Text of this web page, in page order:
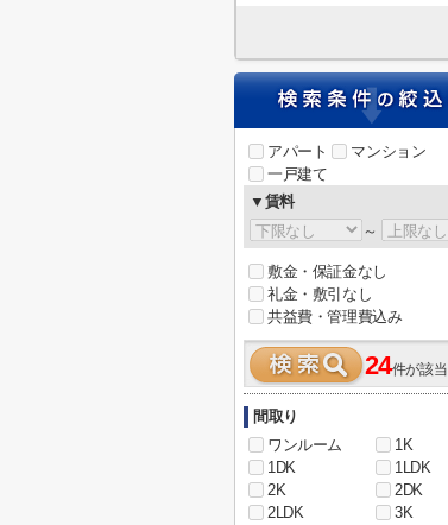
アパート
マンション
一戸建て
▼賃料
～
敷金・保証金なし
礼金・敷引なし
共益費・管理費込み
24件が該当
間取り
ワンルーム
1K
1DK
1LDK
2K
2DK
2LDK
3K